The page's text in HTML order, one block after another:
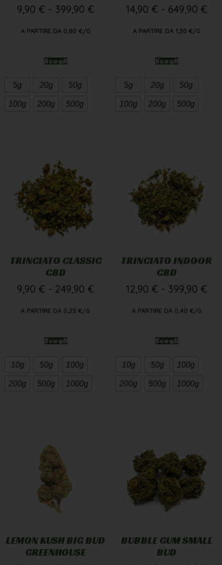
9,90 € - 399,90 €
A PARTIRE DA 0,80 €/G
Scegli
5g 20g 50g
100g 200g 500g
14,90 € - 649,90 €
A PARTIRE DA 1,30 €/G
Scegli
5g 20g 50g
100g 200g 500g
TRINCIATO CLASSIC
CBD
9,90 € - 249,90 €
A PARTIRE DA 0,25 €/G
Scegli
10g 50g 100g
200g 500g 1000g
TRINCIATO INDOOR
CBD
12,90 € - 399,90 €
A PARTIRE DA 0,40 €/G
Scegli
10g 50g 100g
200g 500g 1000g
LEMON KUSH BIG BUD
GREENHOUSE
BUBBLE GUM SMALL
BUD